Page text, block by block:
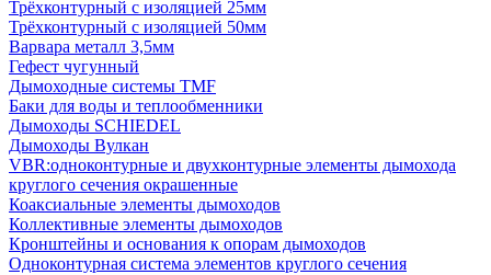
Трёхконтурный с изоляцией 25мм
Трёхконтурный с изоляцией 50мм
Варвара металл 3,5мм
Гефест чугунный
Дымоходные системы TMF
Баки для воды и теплообменники
Дымоходы SCHIEDEL
Дымоходы Вулкан
VBR:одноконтурные и двухконтурные элементы дымохода
круглого сечения окрашенные
Коаксиальные элементы дымоходов
Коллективные элементы дымоходов
Кронштейны и основания к опорам дымоходов
Одноконтурная система элементов круглого сечения